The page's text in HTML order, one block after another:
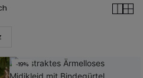
-19%